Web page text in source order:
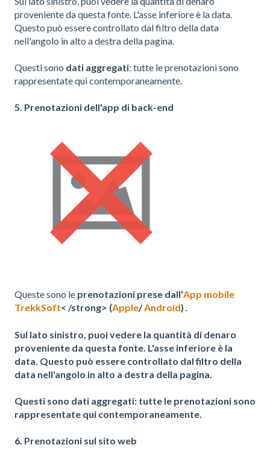
proveniente da questa fonte. L'asse inferiore è la data.
Questo può essere controllato dal filtro della data
nell'angolo in alto a destra della pagina.
Questi sono dati aggregati: tutte le prenotazioni sono
rappresentate qui contemporaneamente.
5. Prenotazioni dell'app di back-end
Queste sono le prenotazioni prese dall'App mobile
TrekkSoft< /strong> (Apple/Android) .
Sul lato sinistro, puoi vedere la quantità di denaro
proveniente da questa fonte. L'asse inferiore è la
data. Questo può essere controllato dal filtro della
data nell'angolo in alto a destra della pagina.
Questi sono dati aggregati: tutte le prenotazioni sono
rappresentate qui contemporaneamente.
6. Prenotazioni sul sito web